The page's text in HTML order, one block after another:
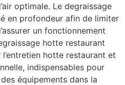
optimale. Le degraissage
en profondeur afin de limiter
un fonctionnement
hotte restaurant
hotte restaurant et
indispensables pour
équipements dans la